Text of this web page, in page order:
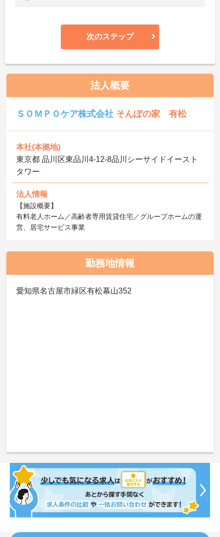
次のステップ
法人概要
ＳＯＭＰＯケア株式会社 そんぽの家 有松
本社(本拠地)
東京都 品川区東品川4-12-8品川シーサイドイースト
タワー
法人情報
【施設概要】
有料老人ホーム／高齢者専用賃貸住宅／グループホームの運
営、居宅サービス事業
勤務地情報
愛知県名古屋市緑区有松幕山352